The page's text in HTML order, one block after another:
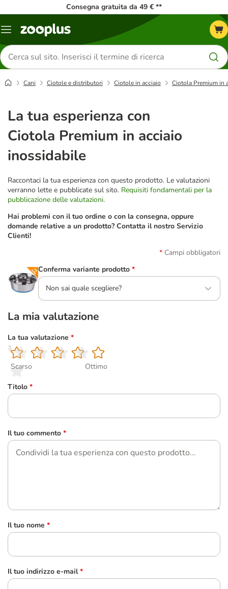
Consegna gratuita da 49 € **
Overview
Cerca
prodotti
Cani Ciotole e distributori Ciotole in acciaio Ciotola Premium in
La tua esperienza con
Ciotola Premium in acciaio
inossidabile
Raccontaci la tua esperienza con questo prodotto. Le valutazioni
verranno lette e pubblicate sul sito. Requisiti fondamentali per la
pubblicazione delle valutazioni.
Hai problemi con il tuo ordine o con la consegna, oppure
domande relative a un prodotto? Contatta il nostro Servizio
Clienti!
Campi obbligatori
Conferma variante prodotto *
Non sai quale scegliere?
La mia valutazione
La tua valutazione *
1
Scarso
2
3
4
5
Ottimo
Titolo *
Il tuo commento *
Il tuo nome *
Il tuo indirizzo e-mail *